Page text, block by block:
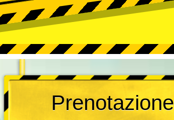
Prenotazione